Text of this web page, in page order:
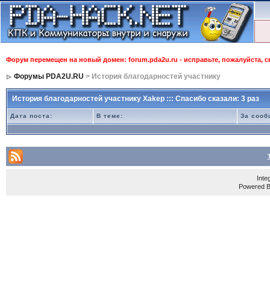
Форум перемещен на новый домен: forum.pda2u.ru - исправьте, пожалуйста,
Форумы PDA2U.RU > История благодарностей участнику
История благодарностей участнику Xakep ::: Спасибо сказали: 3 раз
Дата поста: В теме: За
Powered